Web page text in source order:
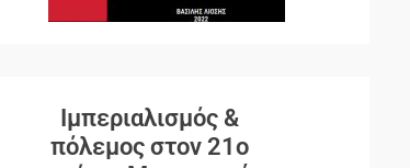
Ιμπεριαλισμός &
πόλεμος στον 21ο